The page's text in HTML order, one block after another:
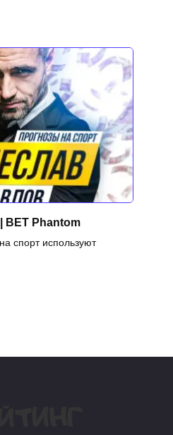
BET Phantom
спорт используют